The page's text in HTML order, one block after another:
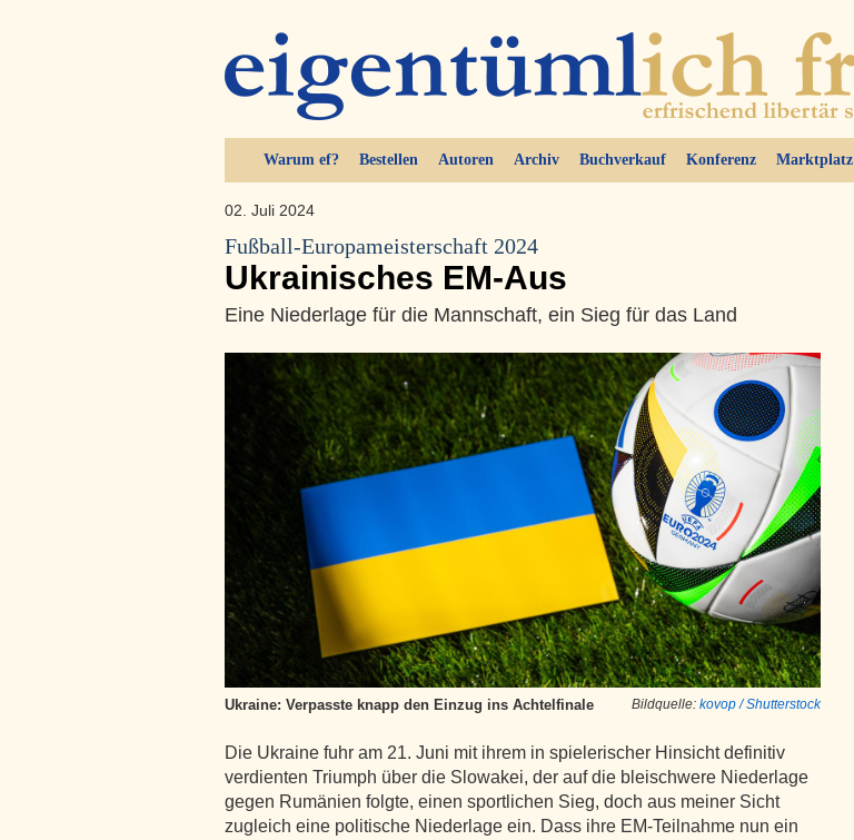
Warum ef? Bestellen Autoren Archiv Buchverkauf Konferenz Marktplatz
02. Juli 2024
Fußball-Europameisterschaft 2024
Ukrainisches EM-Aus
Eine Niederlage für die Mannschaft, ein Sieg für das Land
Bildquelle: kovop / Shutterstock
Ukraine: Verpasste knapp den Einzug ins Achtelfinale
Die Ukraine fuhr am 21. Juni mit ihrem in spielerischer Hinsicht definitiv
verdienten Triumph über die Slowakei, der auf die bleischwere Niederlage
gegen Rumänien folgte, einen sportlichen Sieg, doch aus meiner Sicht
zugleich eine politische Niederlage ein. Dass ihre EM-Teilnahme nun ein